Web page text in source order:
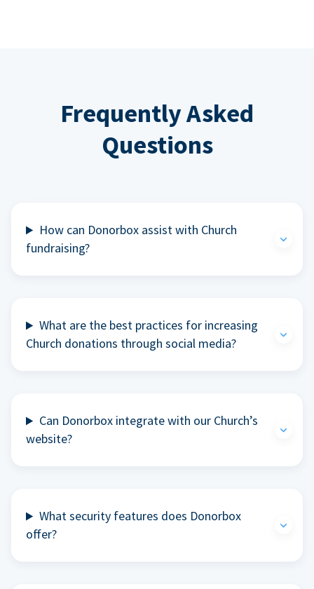
Frequently Asked
Questions
How can Donorbox assist with Church
fundraising?
What are the best practices for increasing
Church donations through social media?
Can Donorbox integrate with our Church’s
website?
What security features does Donorbox
offer?